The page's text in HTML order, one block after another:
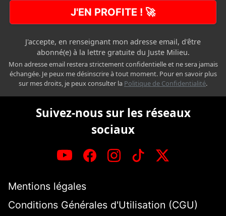
J'EN PROFITE ! 🚀
J'accepte, en renseignant mon adresse email, d'être
abonné(e) à la lettre gratuite du Juste Milieu.
Mon adresse email restera strictement confidentielle et ne sera jamais
échangée. Je peux me désinscrire à tout moment. Pour en savoir plus
sur mes droits, je peux consulter la Politique de Confidentialité.
Suivez-nous sur les réseaux
sociaux
Mentions légales
Conditions Générales d'Utilisation (CGU)